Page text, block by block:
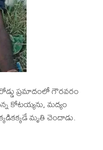
ప్రమాదంలో గౌరవరం
కోటయ్యను, మద్యం
మృతి చెందాడు.